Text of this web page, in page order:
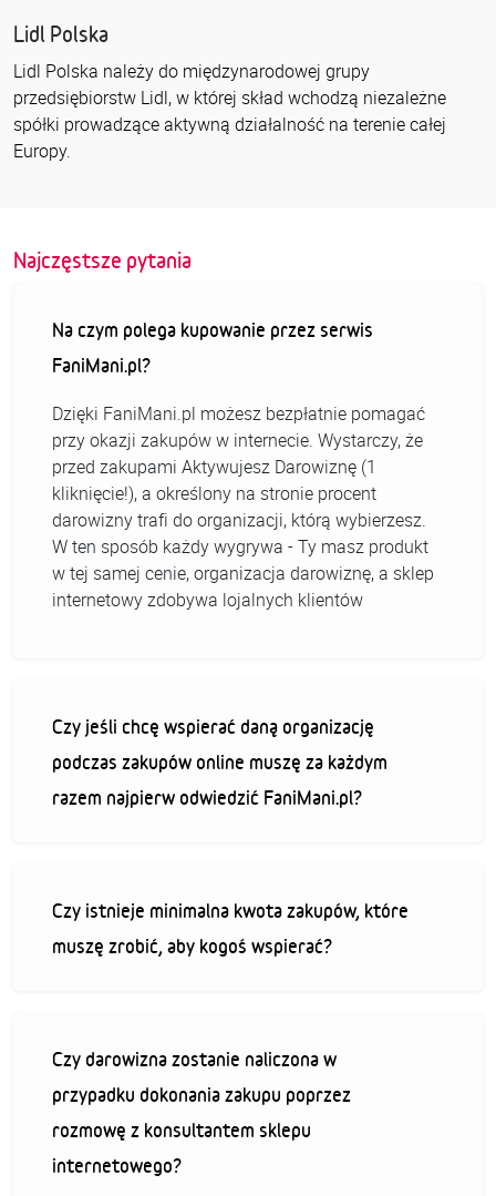
Lidl Polska
Lidl Polska należy do międzynarodowej grupy
przedsiębiorstw Lidl, w której skład wchodzą niezależne
spółki prowadzące aktywną działalność na terenie całej
Europy.
Najczęstsze pytania
Na czym polega kupowanie przez serwis
FaniMani.pl?
Dzięki FaniMani.pl możesz bezpłatnie pomagać
przy okazji zakupów w internecie. Wystarczy, że
przed zakupami Aktywujesz Darowiznę (1
kliknięcie!), a określony na stronie procent
darowizny trafi do organizacji, którą wybierzesz.
W ten sposób każdy wygrywa - Ty masz produkt
w tej samej cenie, organizacja darowiznę, a sklep
internetowy zdobywa lojalnych klientów
Czy jeśli chcę wspierać daną organizację
podczas zakupów online muszę za każdym
razem najpierw odwiedzić FaniMani.pl?
Czy istnieje minimalna kwota zakupów, które
muszę zrobić, aby kogoś wspierać?
Czy darowizna zostanie naliczona w
przypadku dokonania zakupu poprzez
rozmowę z konsultantem sklepu
internetowego?